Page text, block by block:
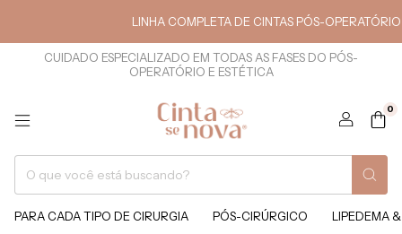
LINHA COMPLETA DE CINTAS PÓS-OPERATÓRIO E
CUIDADO ESPECIALIZADO EM TODAS AS FASES DO PÓS-
OPERATÓRIO E ESTÉTICA
0
PARA CADA TIPO DE CIRURGIA PÓS-CIRÚRGICO LIPEDEMA